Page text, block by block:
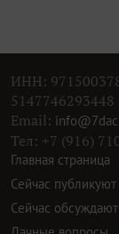
ИНН:
5147746293448
Email:
Тел: +7 (916)
Главная страница
Сейчас публикуют
Сейчас обсуждают